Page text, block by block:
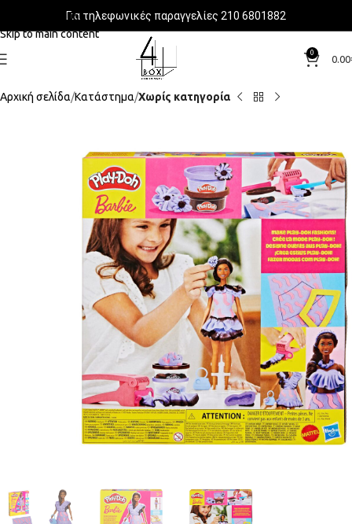
Skip to navigation
Skip to main content
Για τηλεφωνικές παραγγελίες 210 6801882
0
0.00
Αρχική σελίδα Κατάστημα Χωρίς κατηγορία